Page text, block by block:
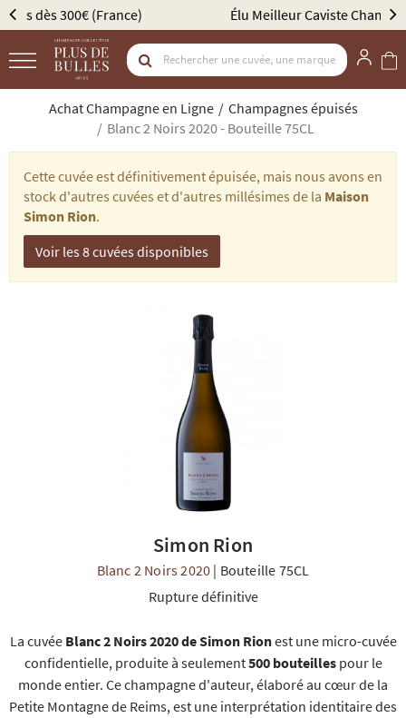
NOS COFFRETS DÉCOUVERTES NOS MEILLEURES VENTES
Élu Meilleur Caviste Champagne par Gault & Millau
Achat Champagne en Ligne
Champagnes épuisés
Blanc 2 Noirs 2020 - Bouteille 75CL
Cette cuvée est définitivement épuisée, mais nous avons en
stock d'autres cuvées et d'autres millésimes de la Maison
Simon Rion.
Voir les 8 cuvées disponibles
Simon Rion
Blanc 2 Noirs 2020 | Bouteille 75CL
Rupture définitive
La cuvée Blanc 2 Noirs 2020 de Simon Rionest une micro-cuvée
confidentielle, produite à seulement500 bouteillespour le
monde entier. Ce champagne d'auteur, élaboré au cœur de la
Petite Montagne de Reims, est une interprétation identitaire des